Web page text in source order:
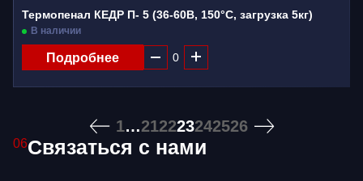
Термопенал КЕДР П- 5 (36-60В, 150°C, загрузка 5кг)
В наличии
Подробнее
1…212223242526
06Связаться с нами